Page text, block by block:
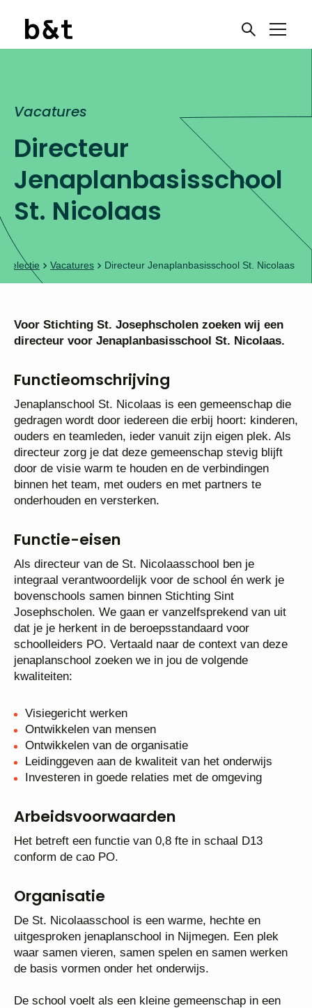
Directeur
Jenaplanbasisschool
St. Nicolaas
Vacatures
selectie Vacatures Directeur Jenaplanbasisschool St. Nicolaas
Voor Stichting St. Josephscholen zoeken wij een
directeur voor Jenaplanbasisschool St. Nicolaas.
Functieomschrijving
Jenaplanschool St. Nicolaas is een gemeenschap die
gedragen wordt door iedereen die erbij hoort: kinderen,
ouders en teamleden, ieder vanuit zijn eigen plek. Als
directeur zorg je dat deze gemeenschap stevig blijft
door de visie warm te houden en de verbindingen
binnen het team, met ouders en met partners te
onderhouden en versterken.
Functie-eisen
Als directeur van de St. Nicolaasschool ben je
integraal verantwoordelijk voor de school én werk je
bovenschools samen binnen Stichting Sint
Josephscholen. We gaan er vanzelfsprekend van uit
dat je je herkent in de beroepsstandaard voor
schoolleiders PO. Vertaald naar de context van deze
jenaplanschool zoeken we in jou de volgende
kwaliteiten:
Visiegericht werken
Ontwikkelen van mensen
Ontwikkelen van de organisatie
Leidinggeven aan de kwaliteit van het onderwijs
Investeren in goede relaties met de omgeving
Arbeidsvoorwaarden
Het betreft een functie van 0,8 fte in schaal D13
conform de cao PO.
Organisatie
De St. Nicolaasschool is een warme, hechte en
uitgesproken jenaplanschool in Nijmegen. Een plek
waar samen vieren, samen spelen en samen werken
de basis vormen onder het onderwijs.
De school voelt als een kleine gemeenschap in een